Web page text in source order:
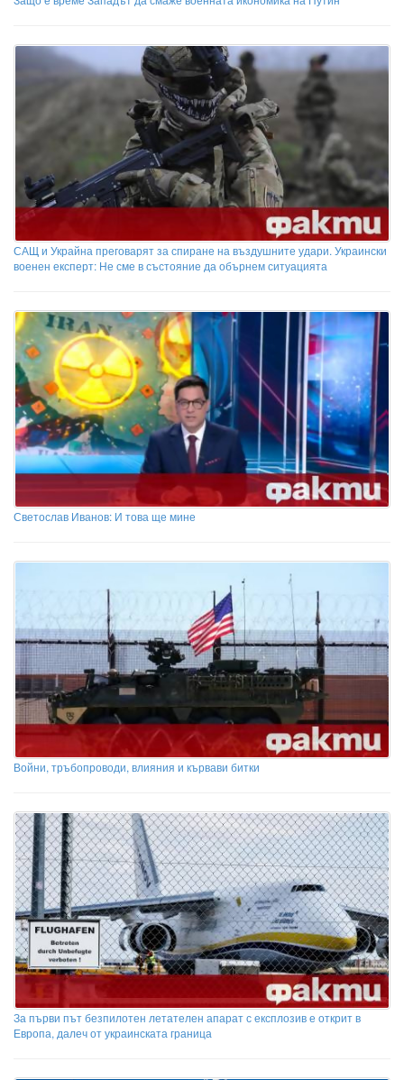
САЩ и Украйна преговарят за спиране на въздушните удари. Украински
военен експерт: Не сме в състояние да обърнем ситуацията
Светослав Иванов: И това ще мине
Войни, тръбопроводи, влияния и кървави битки
За първи път безпилотен летателен апарат с експлозив е открит в
Европа, далеч от украинската граница